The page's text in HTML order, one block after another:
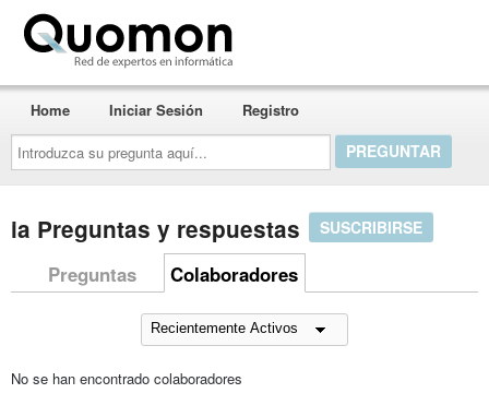
Introduzca
su
pregunta
aquí...
Home Iniciar Sesión Registro
ia Preguntas y respuestas SUSCRIBIRSE
Preguntas Colaboradores
No se han encontrado colaboradores